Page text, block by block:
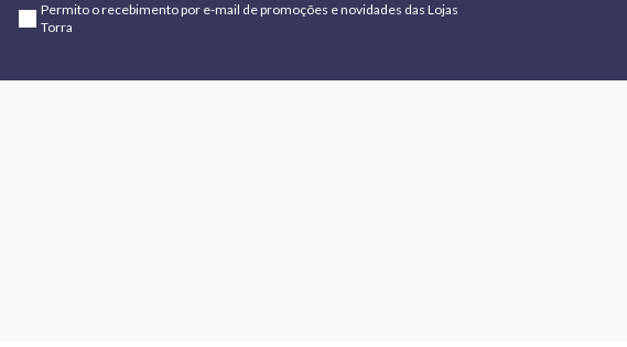
Permito o recebimento por e-mail de promoções e novidades das Lojas
Torra